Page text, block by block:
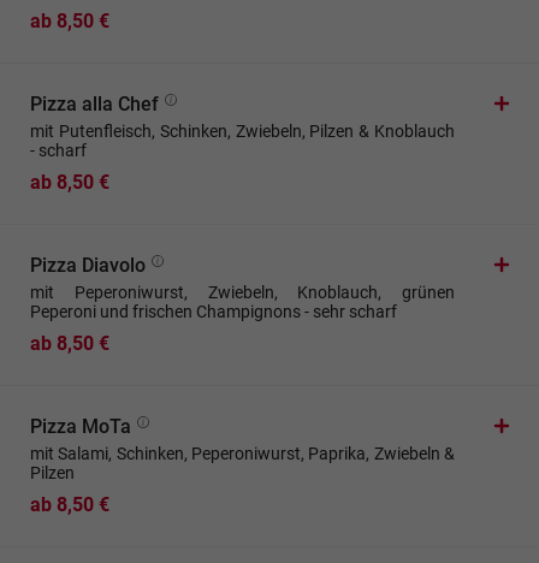
ab 8,50 €
Pizza alla Chef
mit Putenfleisch, Schinken, Zwiebeln, Pilzen & Knoblauch
- scharf
ab 8,50 €
Pizza Diavolo
mit Peperoniwurst, Zwiebeln, Knoblauch, grünen
Peperoni und frischen Champignons - sehr scharf
ab 8,50 €
Pizza MoTa
mit Salami, Schinken, Peperoniwurst, Paprika, Zwiebeln &
Pilzen
ab 8,50 €